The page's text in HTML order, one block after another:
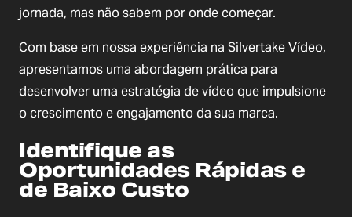
jornada, mas não sabem por onde começar.
Com base em nossa experiência na Silvertake Vídeo,
apresentamos uma abordagem prática para
desenvolver uma estratégia de vídeo que impulsione
o crescimento e engajamento da sua marca.
Identifique as
Oportunidades Rápidas e
de Baixo Custo